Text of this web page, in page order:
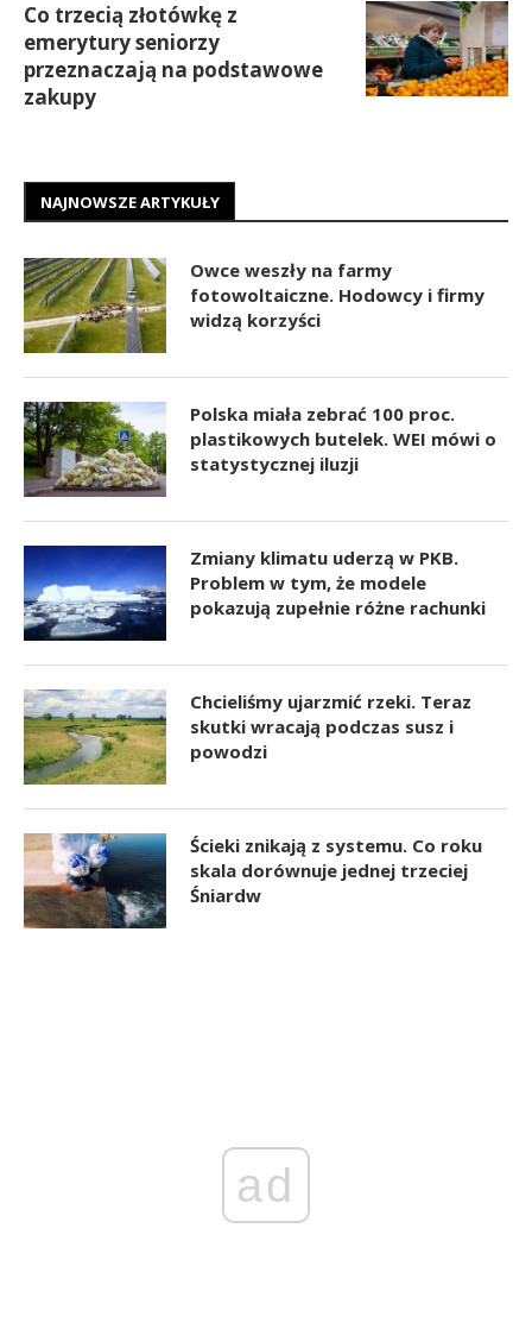
Co trzecią złotówkę z
emerytury seniorzy
przeznaczają na podstawowe
zakupy
NAJNOWSZE ARTYKUŁY
Owce weszły na farmy
fotowoltaiczne. Hodowcy i firmy
widzą korzyści
Polska miała zebrać 100 proc.
plastikowych butelek. WEI mówi o
statystycznej iluzji
Zmiany klimatu uderzą w PKB.
Problem w tym, że modele
pokazują zupełnie różne rachunki
Chcieliśmy ujarzmić rzeki. Teraz
skutki wracają podczas susz i
powodzi
Ścieki znikają z systemu. Co roku
skala dorównuje jednej trzeciej
Śniardw
ad